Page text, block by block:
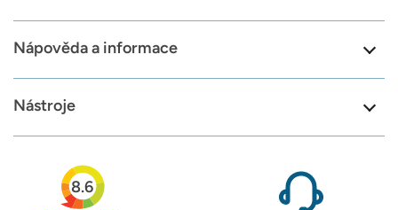
Nápověda a informace
Nástroje
8.6